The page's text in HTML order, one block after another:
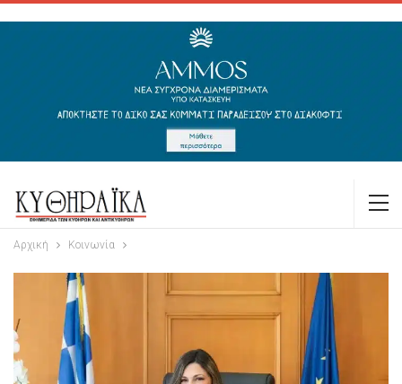
Αρχική Κοινωνία